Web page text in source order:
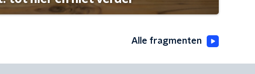
Alle fragmenten